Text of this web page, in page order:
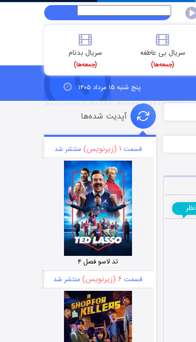
سریال بی عاطفه
(جمعه‌ها)
سریال بدنام
(جمعه‌ها)
پنج شنبه ۱۵ مرداد ۱۴۰۵
نظر
آپدیت شده‌ها
قسمت ۱ (زیرنویس) منتشر شد
تد لاسو فصل ۴
قسمت ۶ (زیرنویس) منتشر شد